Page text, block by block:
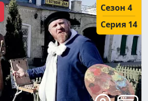
Сезон 4
Серия 14